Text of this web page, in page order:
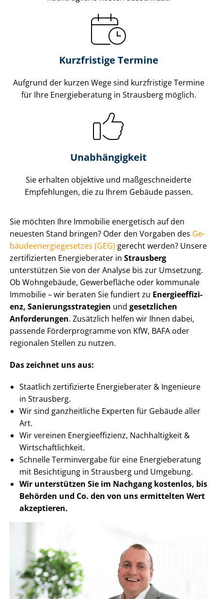
Kurzfristige Termine
Aufgrund der kurzen Wege sind kurzfristige Termine
für Ihre Energieberatung in Strausberg möglich.
Unabhängigkeit
Sie erhalten objektive und maß­ge­schnei­der­te
Empfehlungen, die zu Ihrem Gebäude passen.
Sie möchten Ihre Immobilie energetisch auf den
neuesten Stand bringen? Oder den Vorgaben des Ge­
bäu­de­en­er­gie­ge­set­zes (GEG) gerecht werden? Unsere
zertifizierten Energieberater in Strausberg
unterstützen Sie von der Analyse bis zur Umsetzung.
Ob Wohngebäude, Gewerbefläche oder kommunale
Immobilie – wir beraten Sie fundiert zu En­er­gie­ef­fi­zi­
enz, Sa­nie­rungs­stra­te­gien und gesetzlichen
Anforderungen. Zusätzlich helfen wir Ihnen dabei,
passende Förderprogramme von KfW, BAFA oder
regionalen Stellen zu nutzen.
Das zeichnet uns aus:
Staatlich zertifizierte Energieberater & Ingenieure
in Strausberg.
Wir sind ganzheitliche Experten für Gebäude aller
Art.
Wir vereinen En­er­gie­ef­fi­zi­enz, Nachhaltigkeit &
Wirt­schaft­lich­keit.
Schnelle Terminvergabe für eine Energieberatung
mit Besichtigung in Strausberg und Umgebung.
Wir unterstützen Sie im Nachgang kostenlos, bis
Behörden und Co. den von uns ermittelten Wert
akzeptieren.